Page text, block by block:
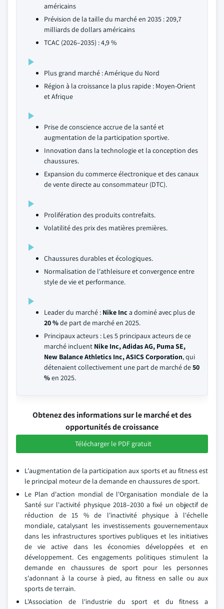
américains
Prévision de la taille du marché en 2035 : 209,7
milliards de dollars américains
TCAC (2026–2035) : 4,9 %
Plus grand marché : Amérique du Nord
Région à la croissance la plus rapide : Moyen-Orient
et Afrique
Prise de conscience accrue de la santé et
augmentation de la participation sportive.
Innovation dans la technologie et la conception des
chaussures.
Expansion du commerce électronique et des canaux
de vente directe au consommateur (DTC).
Prolifération des produits contrefaits.
Volatilité des prix des matières premières.
Chaussures durables et écologiques.
Normalisation de l'athleisure et convergence entre
style de vie et performance.
Leader du marché : Nike Inc a dominé avec plus de
20 %de part de marché en 2025.
Principaux acteurs : Les 5 principaux acteurs de ce
marché incluent Nike Inc, Adidas AG, Puma SE,
New Balance Athletics Inc, ASICS Corporation, qui
détenaient collectivement une part de marché de50
%en 2025.
Obtenez des informations sur le marché et des
opportunités de croissance
Télécharger le PDF gratuit
L'augmentation de la participation aux sports et au fitness est
le principal moteur de la demande en chaussures de sport.
Le Plan d'action mondial de l'Organisation mondiale de la
Santé sur l'activité physique 2018–2030 a fixé un objectif de
réduction de 15 % de l'inactivité physique à l'échelle
mondiale, catalysant les investissements gouvernementaux
dans les infrastructures sportives publiques et les initiatives
de vie active dans les économies développées et en
développement. Ces engagements politiques stimulent la
demande en chaussures de sport pour les personnes
s'adonnant à la course à pied, au fitness en salle ou aux
sports de terrain.
L'Association de l'industrie du sport et du fitness a